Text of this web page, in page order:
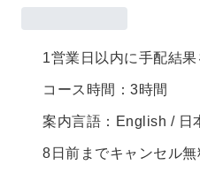
1営業日以内に手配結
コース時間：3時間
案内言語：English / 日
8日前までキャンセル無